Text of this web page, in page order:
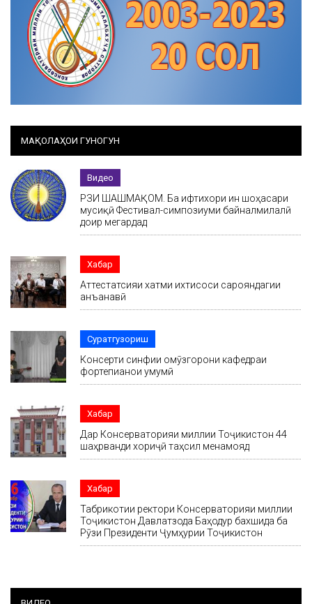
МАҚОЛАҲОИ ГУНОГУН
Видео
РӮЗИ ШАШМАҚОМ. Ба ифтихори ин шоҳасари
мусиқӣ Фестивал-симпозиуми байналмилалӣ
доир мегардад
Хабар
Аттестатсияи хатми ихтисоси сарояндагии
анъанавӣ
Суратгузориш
Консерти синфии омӯзгорони кафедраи
фортепианои умумӣ
Хабар
Дар Консерваторияи миллии Тоҷикистон 44
шаҳрванди хориҷӣ таҳсил менамояд
Хабар
Табрикотии ректори Консерваторияи миллии
Тоҷикистон Давлатзода Баҳодур бахшида ба
Рӯзи Президенти Ҷумҳурии Тоҷикистон